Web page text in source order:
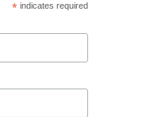
* indicates required